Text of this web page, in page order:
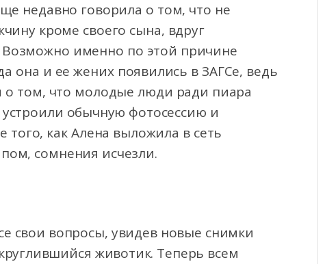
недавно говорила о том, что не
кроме своего сына, вдруг
именно по этой причине
она и ее жених появились в ЗАГСе, ведь
о том, что молодые люди ради пиара
обычную фотосессию и
как Алена выложила в сеть
сомнения исчезли.
свои вопросы, увидев новые снимки
животик. Теперь всем